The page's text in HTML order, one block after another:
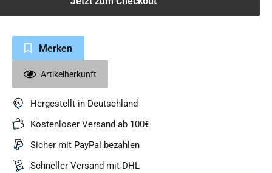
Merken
Artikelherkunft
Hergestellt in Deutschland
Kostenloser Versand ab 100€
Sicher mit PayPal bezahlen
Schneller Versand mit DHL